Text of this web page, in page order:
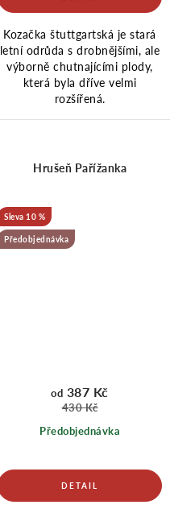
Kozačka štuttgartská je stará
letní odrůda s drobnějšími, ale
výborně chutnajícími plody,
která byla dříve velmi
rozšířená.
Hrušeň Pařížanka
10 %
Předobjednávka
Předobjednávka
od 387 Kč
430 Kč